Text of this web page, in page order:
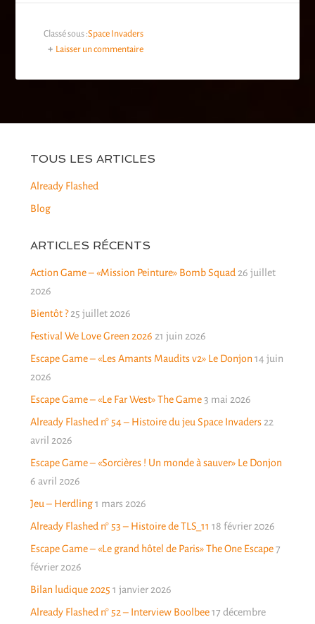
Classé sous :Space Invaders
Laisser un commentaire
TOUS LES ARTICLES
Already Flashed
Blog
ARTICLES RÉCENTS
Action Game – «Mission Peinture» Bomb Squad 26 juillet
2026
Bientôt ? 25 juillet 2026
Festival We Love Green 2026 21 juin 2026
Escape Game – «Les Amants Maudits v2» Le Donjon 14 juin
2026
Escape Game – «Le Far West» The Game 3 mai 2026
Already Flashed n° 54 – Histoire du jeu Space Invaders 22
avril 2026
Escape Game – «Sorcières ! Un monde à sauver» Le Donjon
6 avril 2026
Jeu – Herdling 1 mars 2026
Already Flashed n° 53 – Histoire de TLS_11 18 février 2026
Escape Game – «Le grand hôtel de Paris» The One Escape 7
février 2026
Bilan ludique 2025 1 janvier 2026
Already Flashed n° 52 – Interview Boolbee 17 décembre